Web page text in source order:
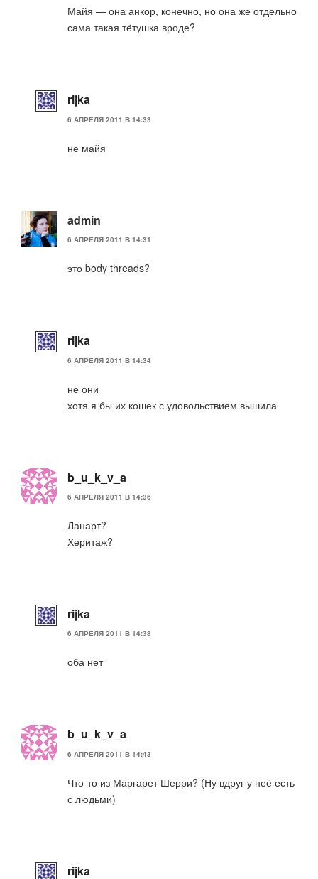
Майя — она анкор, конечно, но она же отдельно
сама такая тётушка вроде?
rijka
6 АПРЕЛЯ 2011 В 14:33
не майя
admin
6 АПРЕЛЯ 2011 В 14:31
это body threads?
rijka
6 АПРЕЛЯ 2011 В 14:34
не они
хотя я бы их кошек с удовольствием вышила
b_u_k_v_a
6 АПРЕЛЯ 2011 В 14:36
Ланарт?
Херитаж?
rijka
6 АПРЕЛЯ 2011 В 14:38
оба нет
b_u_k_v_a
6 АПРЕЛЯ 2011 В 14:43
Что-то из Маргарет Шерри? (Ну вдруг у неё есть
с людьми)
rijka